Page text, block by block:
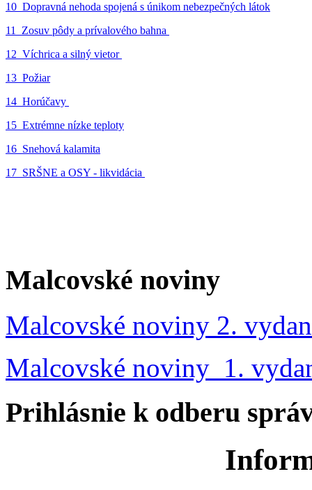
10_Dopravná nehoda spojená s únikom nebezpečných látok
11_Zosuv pôdy a prívalového bahna
12_Víchrica a silný vietor
13_Požiar
14_Horúčavy
15_Extrémne nízke teploty
16_Snehová kalamita
17_SRŠNE a OSY - likvidácia
Malcovské noviny
Malcovské noviny 2.
Malcovské noviny 1.
Prihlásnie k odberu